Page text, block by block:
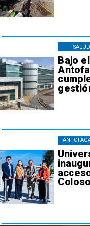
Bajo
SALUD
Coloso